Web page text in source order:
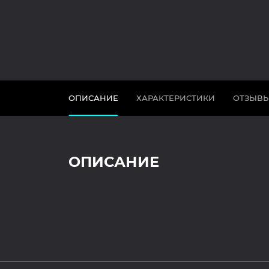
ОПИСАНИЕ ХАРАКТЕРИСТИКИ
ОПИСАНИЕ